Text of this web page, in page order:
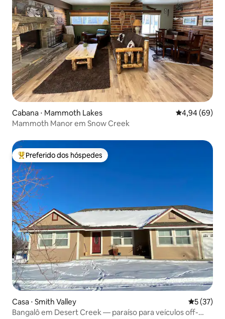
Cabana ⋅ Mammoth Lakes 4,94 de uma
4,94 (69)
Mammoth Manor em Snow Creek
Entre os melhores preferidos dos hóspedes
Preferido dos hóspedes
Casa ⋅ Smith Valley 5 de uma
5 (37)
Bangalô em Desert Creek — paraíso para veículos off-